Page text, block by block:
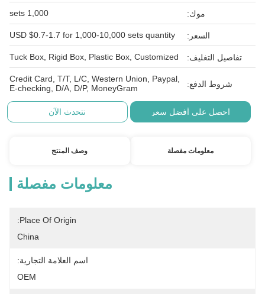
موك: 1,000 sets
السعر: USD $0.7-1.7 for 1,000-10,000 sets quantity
تفاصيل التغليف: Tuck Box, Rigid Box, Plastic Box, Customized
شروط الدفع:
Credit Card, T/T, L/C, Western Union, Paypal,
E-checking, D/A, D/P, MoneyGram
احصل على أفضل سعر نتحدث الآن
معلومات مفصلة وصف المنتج
معلومات مفصلة
Place Of Origin:
China
اسم العلامة التجارية:
OEM